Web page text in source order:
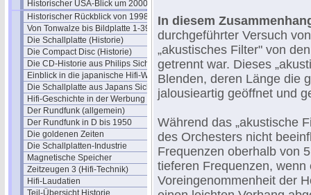
Historischer USA-Blick um 2000
Historischer Rückblick von 1998
Von Tonwalze bis Bildplatte 1-39
Die Schallplatte (Historie)
Die Compact Disc (Historie)
Die CD-Historie aus Philips Sicht
Einblick in die japanische Hifi-Welt
Die Schallplatte aus Japans Sicht
Hifi-Geschichte in der Werbung
Der Rundfunk (allgemein)
Der Rundfunk in D bis 1950
Die goldenen Zeiten
Die Schallplatten-Industrie
Magnetische Speicher
Zeitzeugen 3 (Hifi-Technik)
Hifi-Laudatien
Teil-Übersicht Historie
In diesem
durchgeführter Versuch
„akustisches Filter" von
getrennt war. Dieses
Blenden, deren Länge die
jalousieartig geöffnet und
Während das „akustische
des Orchesters nicht
Frequenzen oberhalb von
tieferen Frequenzen,
Voreingenommenheit der